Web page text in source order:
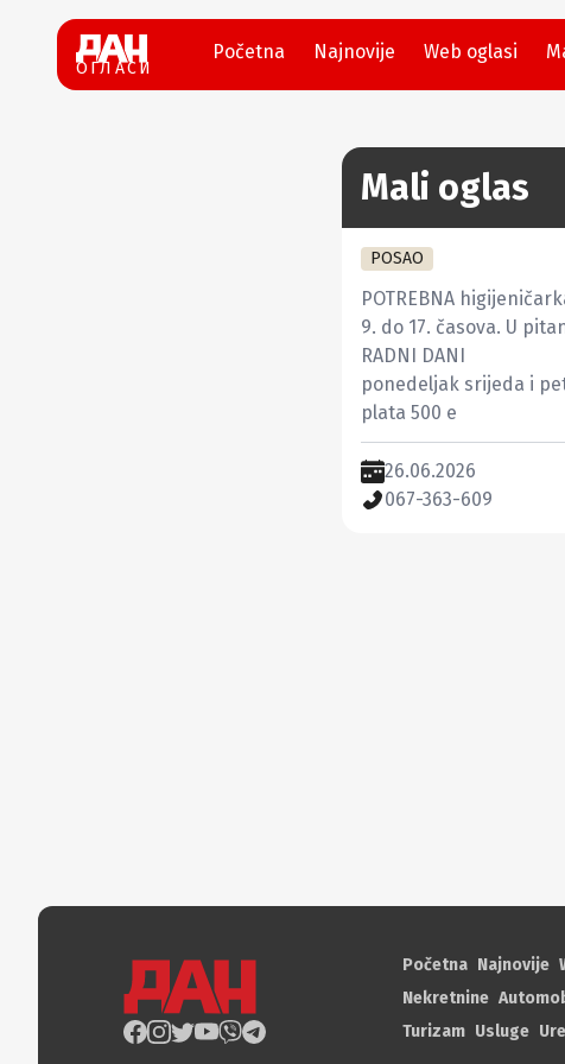
ОГЛАСИ
Početna Najnovije Web oglasi
Mali oglas
POSAO
POTREBNA
9. do 17. časova. U
RADNI DANI
ponedeljak srijeda i
plata 500 e
26.06.2026
067-363-609
Početna Najnovije
Nekretnine
Turizam Usluge